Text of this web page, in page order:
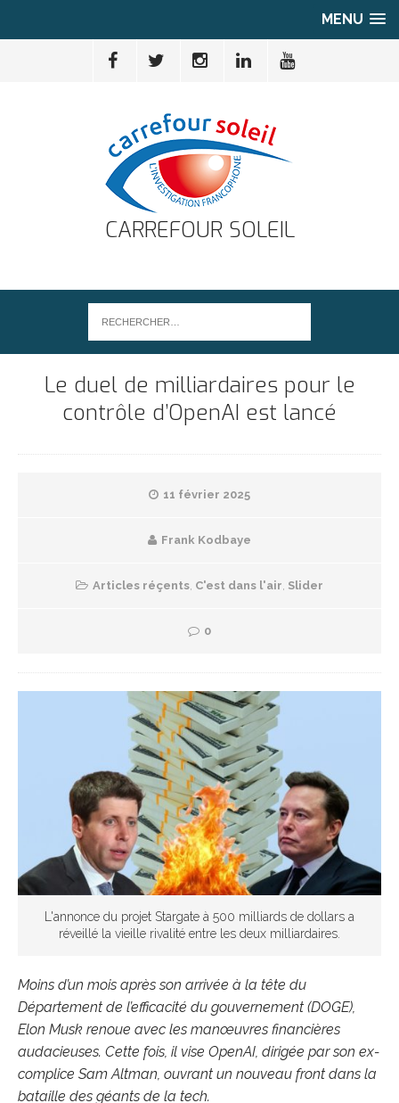
MENU
CARREFOUR SOLEIL
Le duel de milliardaires pour le
contrôle d’OpenAI est lancé
11 février 2025
Frank Kodbaye
Articles réçents, C'est dans l'air, Slider
0
L'annonce du projet Stargate à 500 milliards de dollars a
réveillé la vieille rivalité entre les deux milliardaires.
Moins d’un mois après son arrivée à la tête du
Département de l’efficacité du gouvernement (DOGE),
Elon Musk renoue avec les manœuvres financières
audacieuses. Cette fois, il vise OpenAI, dirigée par son ex-
complice Sam Altman, ouvrant un nouveau front dans la
bataille des géants de la tech.